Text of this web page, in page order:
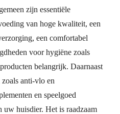
zijn essentiële
van hoge kwaliteit, een
een comfortabel
voor hygiëne zoals
belangrijk. Daarnaast
anti-vlo en
en speelgoed
huisdier. Het is raadzaam